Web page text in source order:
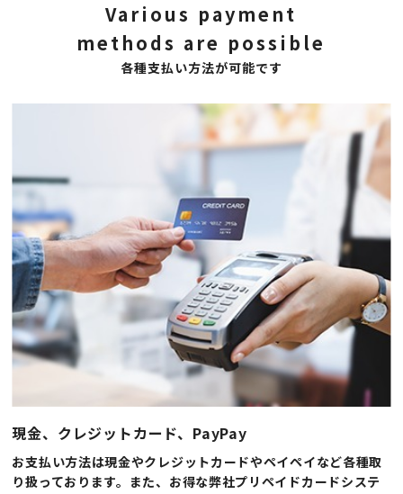
Various payment
methods are possible
各種支払い方法が可能です
現金、クレジットカード、PayPay
お支払い方法は現金やクレジットカードやペイペイなど各種取
り扱っております。また、お得な弊社プリペイドカードシステ